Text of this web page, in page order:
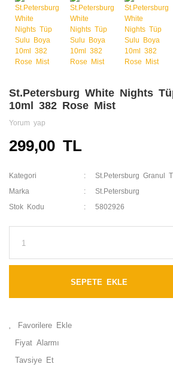
St.Petersburg White Nights
10ml 382 Rose Mist
Yorum yap
299,00 TL
Kategori St.Petersburg Granul
Marka St.Petersburg
Stok Kodu 5802926
SEPETE EKLE
Fiyat Alarmı
Tavsiye Et